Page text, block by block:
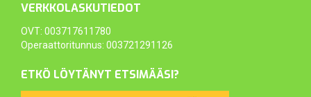
VERKKOLASKUTIEDOT
OVT: 003717611780
Operaattoritunnus: 003721291126
ETKÖ LÖYTÄNYT ETSIMÄÄSI?